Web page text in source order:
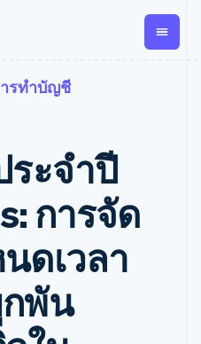
าม
นล่วง
เก็บ
ะเงิน
บบิล
ะเงิน
บิล
ยวหรือ
Global
เบิกจ่าย
บุคคลที่
สาม
าน
เอเจนต์
เงินที่ผสาน
โนมัติด้าน
อบ
งินออนไลน์
ารชำระเงิน
ร์มหรือ
นุน
นับสนุนที่ได้
ทาง
รทำบัญชี
ระจำปี
การจัด
ดเวลา
พัน